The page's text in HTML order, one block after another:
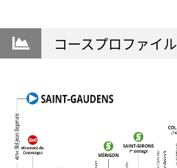
コースプロファイル